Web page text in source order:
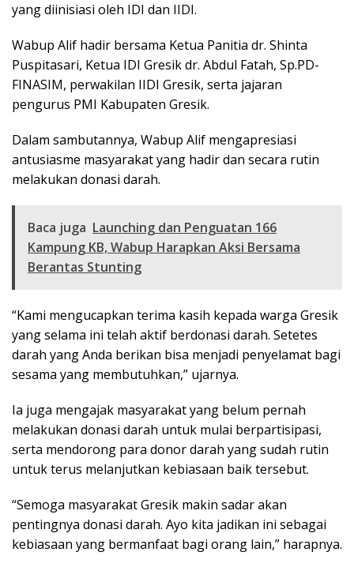
yang diinisiasi oleh IDI dan IIDI.
Wabup Alif hadir bersama Ketua Panitia dr. Shinta
Puspitasari, Ketua IDI Gresik dr. Abdul Fatah, Sp.PD-
FINASIM, perwakilan IIDI Gresik, serta jajaran
pengurus PMI Kabupaten Gresik.
Dalam sambutannya, Wabup Alif mengapresiasi
antusiasme masyarakat yang hadir dan secara rutin
melakukan donasi darah.
Baca juga Launching dan Penguatan 166
Kampung KB, Wabup Harapkan Aksi Bersama
Berantas Stunting
“Kami mengucapkan terima kasih kepada warga Gresik
yang selama ini telah aktif berdonasi darah. Setetes
darah yang Anda berikan bisa menjadi penyelamat bagi
sesama yang membutuhkan,” ujarnya.
Ia juga mengajak masyarakat yang belum pernah
melakukan donasi darah untuk mulai berpartisipasi,
serta mendorong para donor darah yang sudah rutin
untuk terus melanjutkan kebiasaan baik tersebut.
“Semoga masyarakat Gresik makin sadar akan
pentingnya donasi darah. Ayo kita jadikan ini sebagai
kebiasaan yang bermanfaat bagi orang lain,” harapnya.